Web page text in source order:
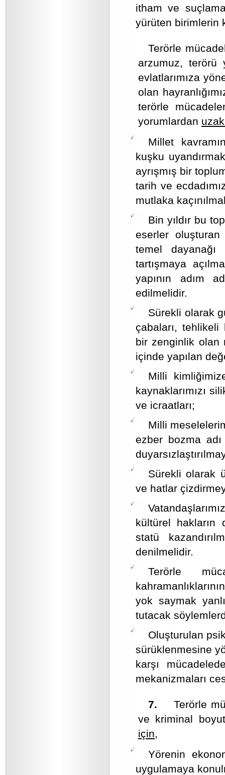
itham ve
yürüten birimlerin
Terörle
arzumuz, terörü
evlatlarımıza
olan
terörle
yorumlardan
Millet
kuşku
ayrışmış bir
tarih ve
mutlaka
Bin yıldır bu
eserler oluşturan
temel
tartışmaya
yapının adım
edilmelidir.
Sürekli olarak
çabaları,
bir zenginlik olan
içinde yapılan
Milli
kaynaklarımızı
ve icraatları;
Milli
ezber bozma
Sürekli olarak
ve hatlar
kültürel hakların
statü
denilmelidir.
Terörle
yok saymak
tutacak
Oluşturulan
sürüklenmesine
karşı
mekanizmaları
7. Terörle
ve kriminal
için,
Yörenin
uygulamaya